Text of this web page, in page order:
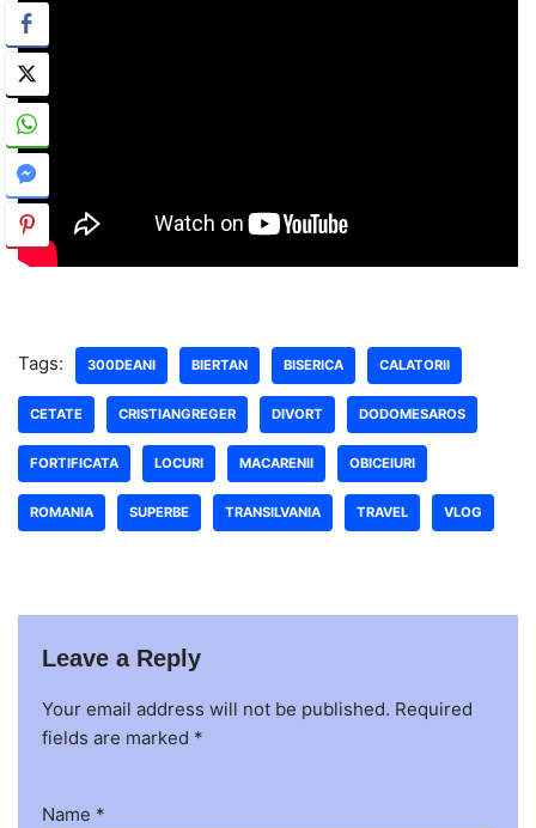
Tags: 300DEANI BIERTAN BISERICA CALATORII
CETATE CRISTIANGREGER DIVORT DODOMESAROS
FORTIFICATA LOCURI MACARENII OBICEIURI
ROMANIA SUPERBE TRANSILVANIA TRAVEL VLOG
Leave a Reply
Your email address will not be published. Required
fields are marked *
Name *